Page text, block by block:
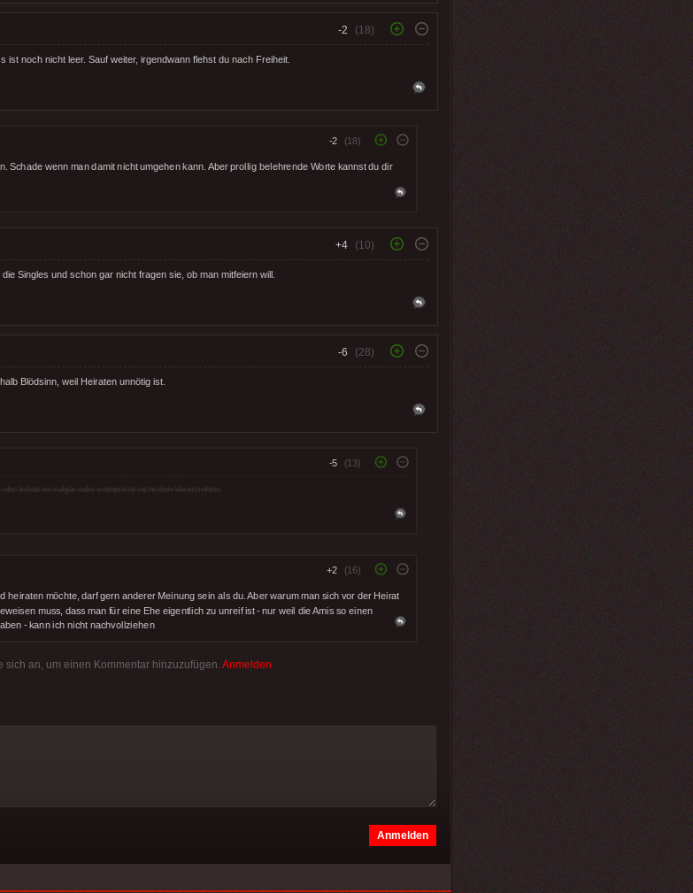
-2 (18)
ist noch nicht leer. Sauf weiter, irgendwann flehst du nach Freiheit.
-2 (18)
Schade wenn man damit nicht umgehen kann. Aber prollig belehrende Worte kannst du dir
+4 (10)
Singles und schon gar nicht fragen sie, ob man mitfeiern will.
-6 (28)
Blödsinn, weil Heiraten unnötig ist.
-5 (13)
Inhalt ist vulgär oder entspricht nicht den Vorschriften.
+2 (16)
heiraten möchte, darf gern anderer Meinung sein als du. Aber warum man sich vor der Heirat
muss, dass man für eine Ehe eigentlich zu unreif ist - nur weil die Amis so einen
- kann ich nicht nachvollziehen
sich an, um einen Kommentar hinzuzufügen. Anmelden